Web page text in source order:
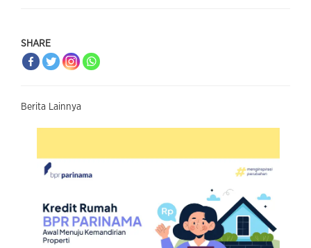
SHARE
Berita Lainnya